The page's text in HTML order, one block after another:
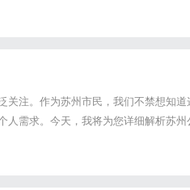
关注。作为苏州市民，我们不禁想知道
人需求。今天，我将为您详细解析苏州
我们来了解一下最新政策的背景。根据
的住房公积金贷款申请流程，...